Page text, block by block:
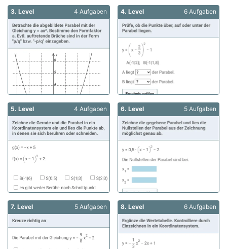
3. Level 4 Aufgaben 4. Level 6 Aufgaben
5. Level 4 Aufgaben 6. Level 5 Aufgaben
7. Level 5 Aufgaben 8. Level 6 Aufgaben